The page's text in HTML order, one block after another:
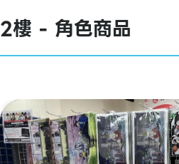
2樓 - 角色商品